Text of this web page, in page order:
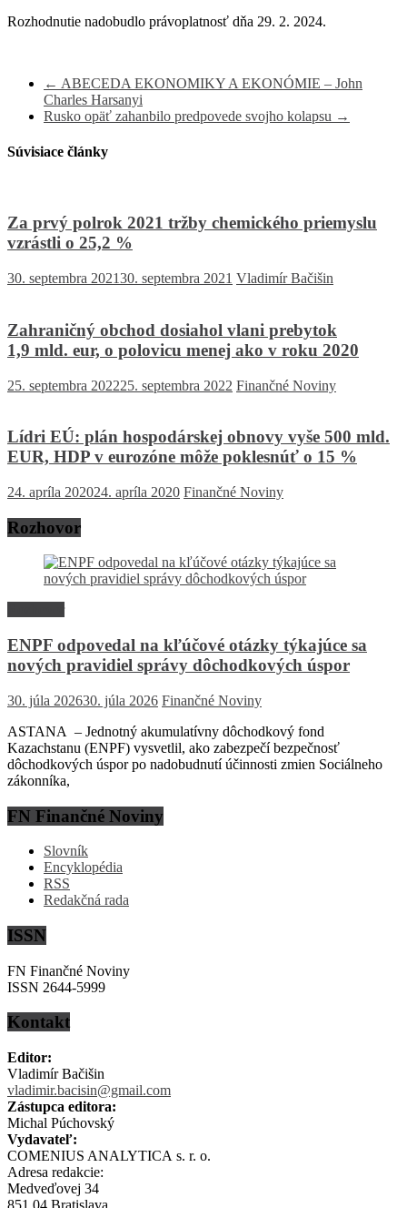
Rozhodnutie nadobudlo právoplatnosť dňa 29. 2. 2024.
← ABECEDA EKONOMIKY A EKONÓMIE – John
Charles Harsanyi
Rusko opäť zahanbilo predpovede svojho kolapsu →
Súvisiace články
Za prvý polrok 2021 tržby chemického priemyslu
vzrástli o 25,2 %
30. septembra 202130. septembra 2021 Vladimír Bačišin
Zahraničný obchod dosiahol vlani prebytok
1,9 mld. eur, o polovicu menej ako v roku 2020
25. septembra 202225. septembra 2022 Finančné Noviny
Lídri EÚ: plán hospodárskej obnovy vyše 500 mld.
EUR, HDP v eurozóne môže poklesnúť o 15 %
24. apríla 202024. apríla 2020 Finančné Noviny
Rozhovor
ENPF odpovedal na kľúčové otázky týkajúce sa
nových pravidiel správy dôchodkových úspor
30. júla 202630. júla 2026 Finančné Noviny
ASTANA – Jednotný akumulatívny dôchodkový fond
Kazachstanu (ENPF) vysvetlil, ako zabezpečí bezpečnosť
dôchodkových úspor po nadobudnutí účinnosti zmien Sociálneho
zákonníka,
FN Finančné Noviny
Slovník
Encyklopédia
RSS
Redakčná rada
ISSN
FN Finančné Noviny
ISSN 2644-5999
Kontakt
Editor:
Vladimír Bačišin
vladimir.bacisin@gmail.com
Zástupca editora:
Michal Púchovský
Vydavateľ:
COMENIUS ANALYTICA s. r. o.
Adresa redakcie:
Medveďovej 34